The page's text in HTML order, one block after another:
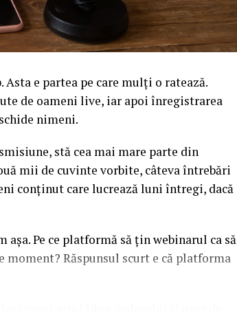
Asta e partea pe care mulți o ratează.
de oameni live, iar apoi înregistrarea
nimeni.
stă cea mai mare parte din
mii de cuvinte vorbite, câteva întrebări
conținut care lucrează luni întregi, dacă
așa. Pe ce platformă să țin webinarul ca să
Răspunsul scurt e că platforma